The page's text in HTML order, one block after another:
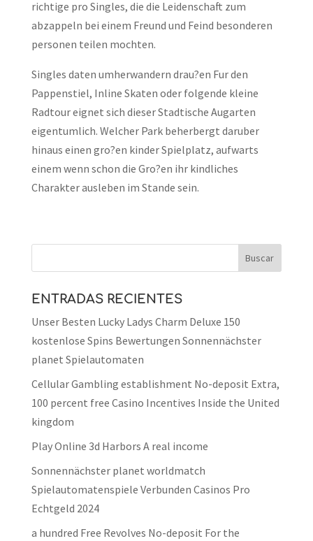
richtige pro Singles, die die Leidenschaft zum
abzappeln bei einem Freund und Feind besonderen
personen teilen mochten.
Singles daten umherwandern drau?en Fur den
Pappenstiel, Inline Skaten oder folgende kleine
Radtour eignet sich dieser Stadtische Augarten
eigentumlich. Welcher Park beherbergt daruber
hinaus einen gro?en kinder Spielplatz, aufwarts
einem wenn schon die Gro?en ihr kindliches
Charakter ausleben im Stande sein.
ENTRADAS RECIENTES
Unser Besten Lucky Ladys Charm Deluxe 150
kostenlose Spins Bewertungen Sonnennächster
planet Spielautomaten
Cellular Gambling establishment No-deposit Extra,
100 percent free Casino Incentives Inside the United
kingdom
Play Online 3d Harbors A real income
Sonnennächster planet worldmatch
Spielautomatenspiele Verbunden Casinos Pro
Echtgeld 2024
a hundred Free Revolves No-deposit For the